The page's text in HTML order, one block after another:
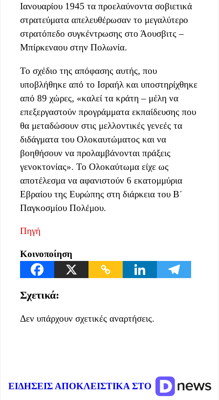
Ιανουαρίου 1945 τα προελαύνοντα σοβιετικά
στρατεύματα απελευθέρωσαν το μεγαλύτερο
στρατόπεδο συγκέντρωσης στο Άουσβιτς –
Μπίρκεναου στην Πολωνία.
Το σχέδιο της απόφασης αυτής, που
υποβλήθηκε από το Ισραήλ και υποστηρίχθηκε
από 89 χώρες, «καλεί τα κράτη – μέλη να
επεξεργαστούν προγράμματα εκπαίδευσης που
θα μεταδώσουν στις μελλοντικές γενεές τα
διδάγματα του Ολοκαυτώματος και να
βοηθήσουν να προλαμβάνονται πράξεις
γενοκτονίας». Το Ολοκαύτωμα είχε ως
αποτέλεσμα να αφανιστούν 6 εκατομμύρια
Εβραίου της Ευρώπης στη διάρκεια του Β΄
Παγκοσμίου Πολέμου.
Πηγή
Κοινοποίηση
Σχετικά:
Δεν υπάρχουν σχετικές αναρτήσεις.
ΕΙΔΗΣΕΙΣ ΑΠΟΚΛΕΙΣΤΙΚΑ ΣΤΟ